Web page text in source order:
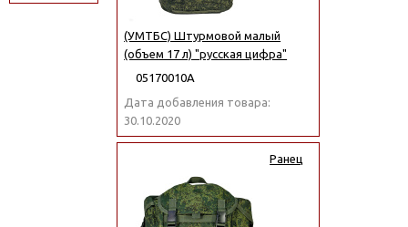
(УМТБС) Штурмовой малый
(объем 17 л) "русская цифра"
05170010А
Дата добавления товара:
30.10.2020
Ранец